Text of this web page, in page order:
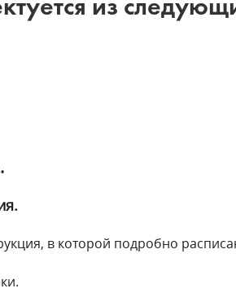
из
в которой подробно